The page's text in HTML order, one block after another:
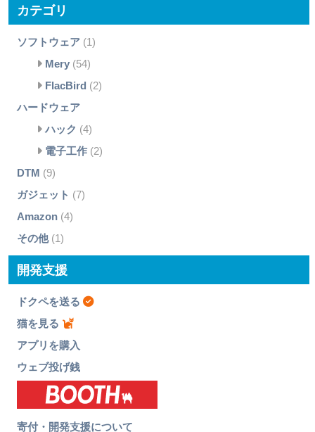
カテゴリ
ソフトウェア(1)
Mery(54)
FlacBird (2)
ハードウェア
ハック (4)
電子工作(2)
DTM (9)
ガジェット (7)
Amazon(4)
その他(1)
開発支援
ドクペを送る
猫を見る
アプリを購入
ウェブ投げ銭
寄付・開発支援について